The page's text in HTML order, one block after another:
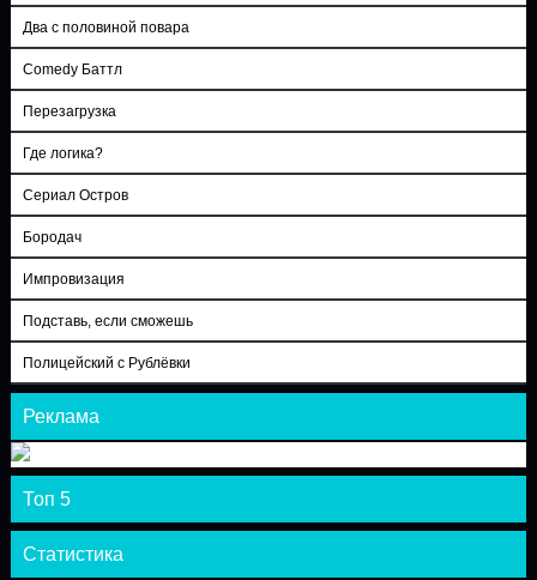
Два с половиной повара
Comedy Баттл
Перезагрузка
Где логика?
Сериал Остров
Бородач
Импровизация
Подставь, если сможешь
Полицейский с Рублёвки
Реклама
Топ 5
Статистика